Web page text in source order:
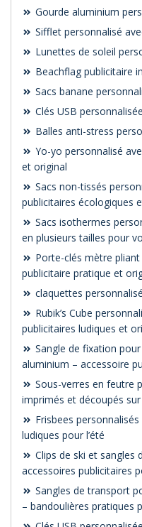
Gourde aluminium
Sifflet personnalisé
Lunettes de soleil
Beachflag publicitaire
Sacs banane
Clés USB
Balles anti-stress
Yo-yo personnalisé
et original
Sacs non-tissés
publicitaires écologiques
Sacs isothermes
en plusieurs tailles pour
Porte-clés mètre
publicitaire pratique et
claquettes
Rubik’s Cube
publicitaires ludiques et
Sangle de fixation
aluminium – accessoire
Sous-verres en feutre
imprimés et découpés
Frisbees
ludiques pour l’été
Clips de ski et sangles
accessoires publicitaires
Sangles de transport
– bandoulières pratiques